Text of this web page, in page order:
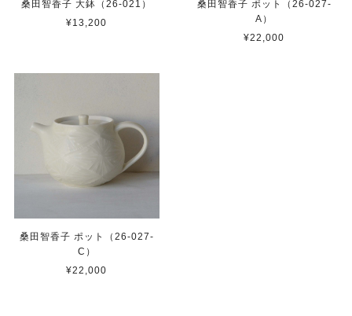
桑田智香子 大鉢（26-021）
¥13,200
桑田智香子 ポット（26-027-
A）
¥22,000
桑田智香子 ポット（26-027-
C）
¥22,000